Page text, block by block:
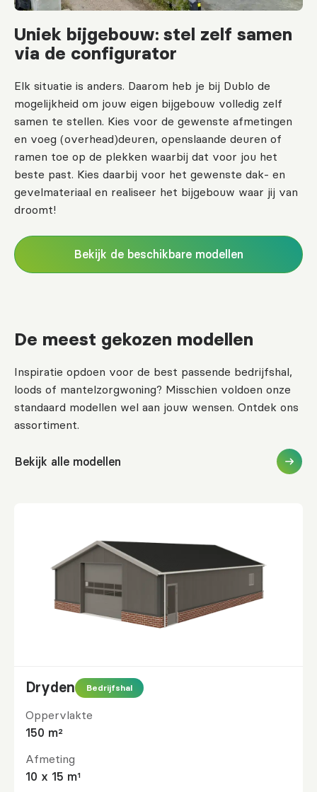
Uniek bijgebouw: stel zelf samen
via de configurator
Elk situatie is anders. Daarom heb je bij Dublo de
mogelijkheid om jouw eigen bijgebouw volledig zelf
samen te stellen. Kies voor de gewenste afmetingen
en voeg (overhead)deuren, openslaande deuren of
ramen toe op de plekken waarbij dat voor jou het
beste past. Kies daarbij voor het gewenste dak- en
gevelmateriaal en realiseer het bijgebouw waar jij van
droomt!
Bekijk de beschikbare modellen
De meest gekozen modellen
Inspiratie opdoen voor de best passende bedrijfshal,
loods of mantelzorgwoning? Misschien voldoen onze
standaard modellen wel aan jouw wensen. Ontdek ons
assortiment.
Bekijk alle modellen
Dryden Bedrijfshal
Oppervlakte
150 m²
Afmeting
10 x 15 m¹